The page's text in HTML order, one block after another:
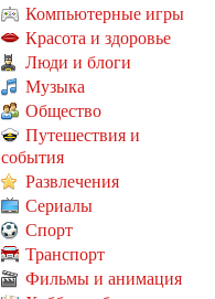
Компьютерные игры
Красота и здоровье
Люди и блоги
Музыка
Общество
Путешествия и
события
Развлечения
Сериалы
Спорт
Транспорт
Фильмы и анимация